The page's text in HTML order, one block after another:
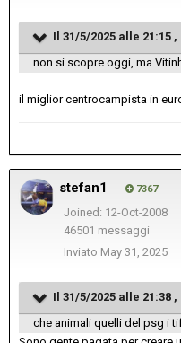
Il 31/5/2025 alle 21:15 ,
non si scopre oggi, ma
il miglior centrocampista in
stefan1 7367
Joined: 12-Oct-2008
46501 messaggi
Inviato May 31, 2025
Il 31/5/2025 alle 21:38 ,
che animali quelli del psg i